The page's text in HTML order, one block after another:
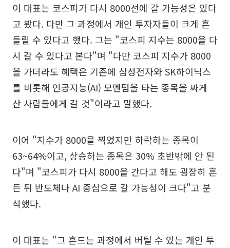
이 대표는 코스피가 다시 8000선에 갈 가능성은 있다
고 봤다. 다만 그 과정에서 개인 투자자들이 크게 흔
들릴 수 있다고 했다. 그는 "코스피 지수는 8000을 다
시 갈 수 있다고 본다"며 "다만 코스피 지수가 8000
을 가더라도 혜택은 기존에 삼성전자와 SK하이닉스
를 비롯해 인공지능(AI) 모멘텀을 타는 종목을 싸게
산 사람들에게 갈 것"이라고 말했다.
이어 "지수가 8000을 찍었지만 하락하는 종목이
63~64%이고, 상승하는 종목은 30% 초반밖에 안 된
다"며 "코스피가 다시 8000을 간다고 해도 굉장히 흔
든 뒤 반도체나 AI 중심으로 갈 가능성이 크다"고 분
석했다.
이 대표는 "그 흔드는 과정에서 버틸 수 있는 개인 투